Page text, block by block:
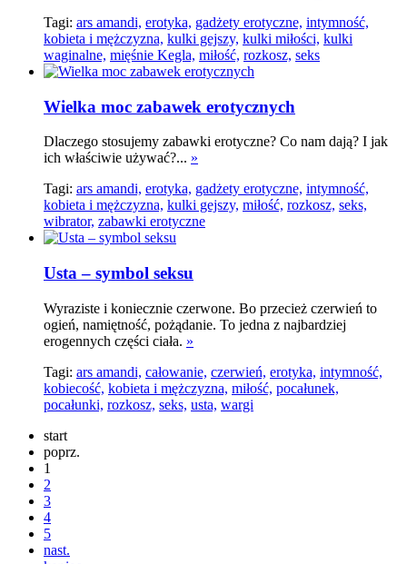
Tagi: ars amandi, erotyka, gadżety erotyczne, intymność,
kobieta i mężczyzna, kulki gejszy, kulki miłości, kulki
waginalne, mięśnie Kegla, miłość, rozkosz, seks
Wielka moc zabawek erotycznych
Dlaczego stosujemy zabawki erotyczne? Co nam dają? I jak
ich właściwie używać?... »
Tagi: ars amandi, erotyka, gadżety erotyczne, intymność,
kobieta i mężczyzna, kulki gejszy, miłość, rozkosz, seks,
wibrator, zabawki erotyczne
Usta – symbol seksu
Wyraziste i koniecznie czerwone. Bo przecież czerwień to
ogień, namiętność, pożądanie. To jedna z najbardziej
erogennych części ciała. »
Tagi: ars amandi, całowanie, czerwień, erotyka, intymność,
kobiecość, kobieta i mężczyzna, miłość, pocałunek,
pocałunki, rozkosz, seks, usta, wargi
start
poprz.
1
2
3
4
5
nast.